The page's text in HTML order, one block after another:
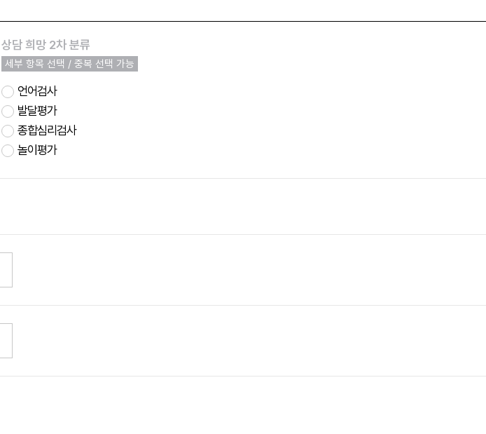
상담 희망 2차 분류
세부 항목 선택 / 중복 선택 가능
언어검사
발달평가
종합심리검사
놀이평가